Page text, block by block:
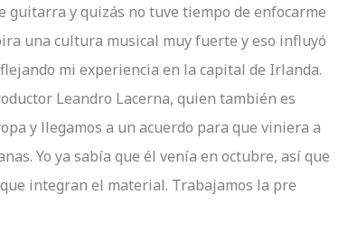
guitarra y quizás no tuve tiempo de enfocarme
una cultura musical muy fuerte y eso influyó
mi experiencia en la capital de Irlanda.
Leandro Lacerna, quien también es
y llegamos a un acuerdo para que viniera a
Yo ya sabía que él venía en octubre, así que
integran el material. Trabajamos la pre